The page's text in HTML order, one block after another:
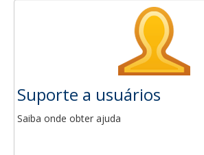
Suporte a usuários
Saiba onde obter ajuda